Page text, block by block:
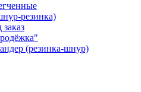
резинка)
(резинка-шнур)